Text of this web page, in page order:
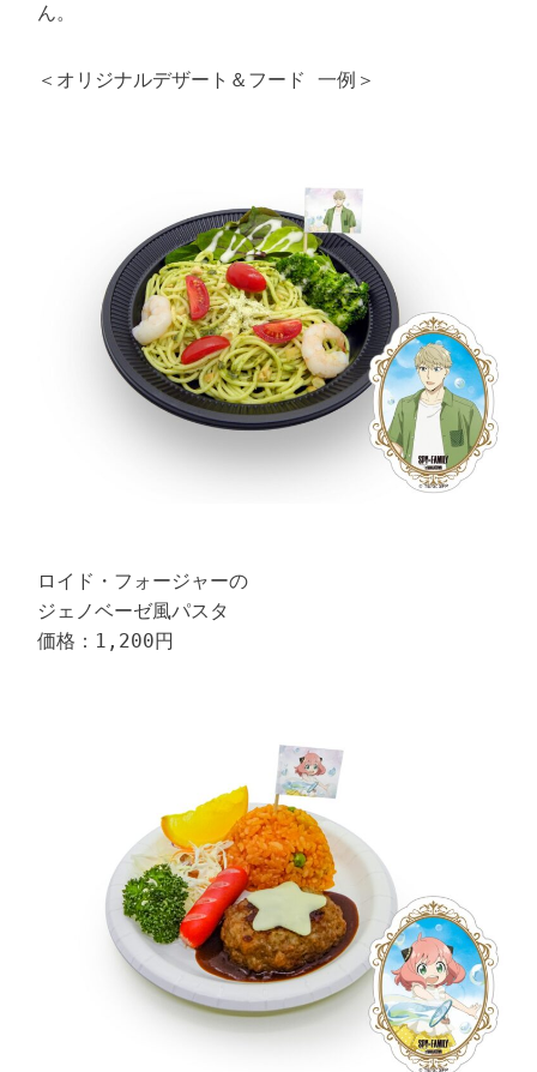
ん。
＜オリジナルデザート＆フード 一例＞
ロイド・フォージャーの
ジェノベーゼ風パスタ
価格：1,200円